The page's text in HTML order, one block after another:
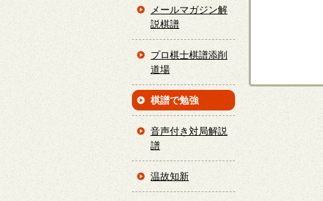
メールマガジン解
説棋譜
プロ棋士棋譜添削
道場
棋譜で勉強
音声付き対局解説
譜
温故知新